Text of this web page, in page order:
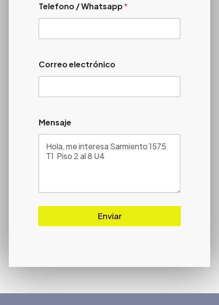
Telefono / Whatsapp*
Correo electrónico
Mensaje
Enviar